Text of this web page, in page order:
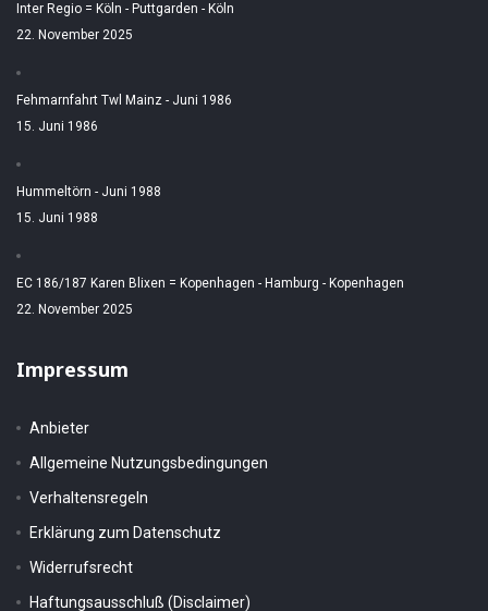
Inter Regio = Köln - Puttgarden - Köln
22. November 2025
Fehmarnfahrt Twl Mainz - Juni 1986
15. Juni 1986
Hummeltörn - Juni 1988
15. Juni 1988
EC 186/187 Karen Blixen = Kopenhagen - Hamburg - Kopenhagen
22. November 2025
Impressum
Anbieter
Allgemeine Nutzungsbedingungen
Verhaltensregeln
Erklärung zum Datenschutz
Widerrufsrecht
Haftungsausschluß (Disclaimer)